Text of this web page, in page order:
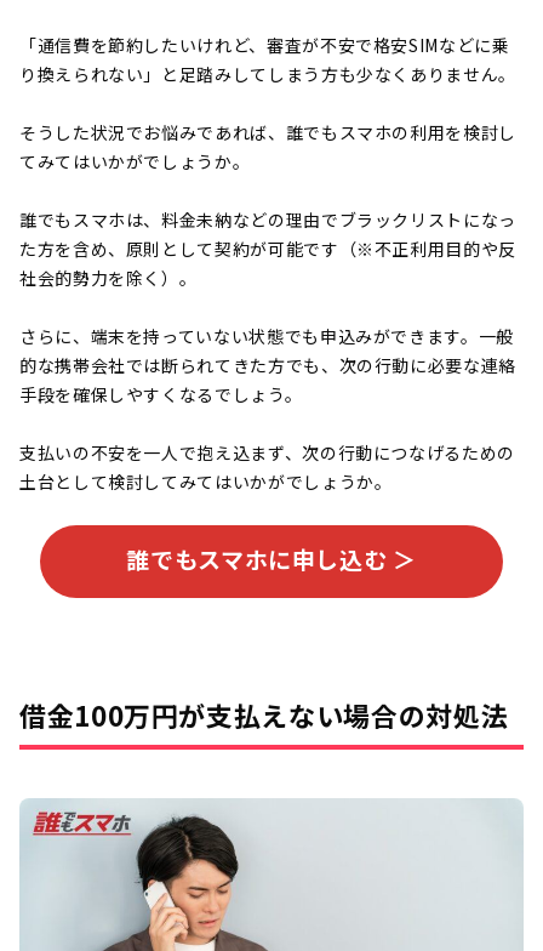
「通信費を節約したいけれど、審査が不安で格安SIMなどに乗
り換えられない」と足踏みしてしまう方も少なくありません。
そうした状況でお悩みであれば、誰でもスマホの利用を検討し
てみてはいかがでしょうか。
誰でもスマホは、料金未納などの理由でブラックリストになっ
た方を含め、原則として契約が可能です（※不正利用目的や反
社会的勢力を除く）。
さらに、端末を持っていない状態でも申込みができます。一般
的な携帯会社では断られてきた方でも、次の行動に必要な連絡
手段を確保しやすくなるでしょう。
支払いの不安を一人で抱え込まず、次の行動につなげるための
土台として検討してみてはいかがでしょうか。
誰でもスマホに申し込む ＞
借金100万円が支払えない場合の対処法